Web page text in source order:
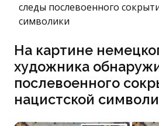
следы послевоенного
символики
На картине
художника
послевоенного
нацистской